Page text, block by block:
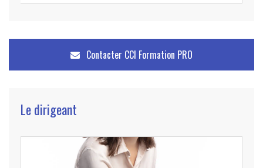
Contacter CCI Formation PRO
Le dirigeant